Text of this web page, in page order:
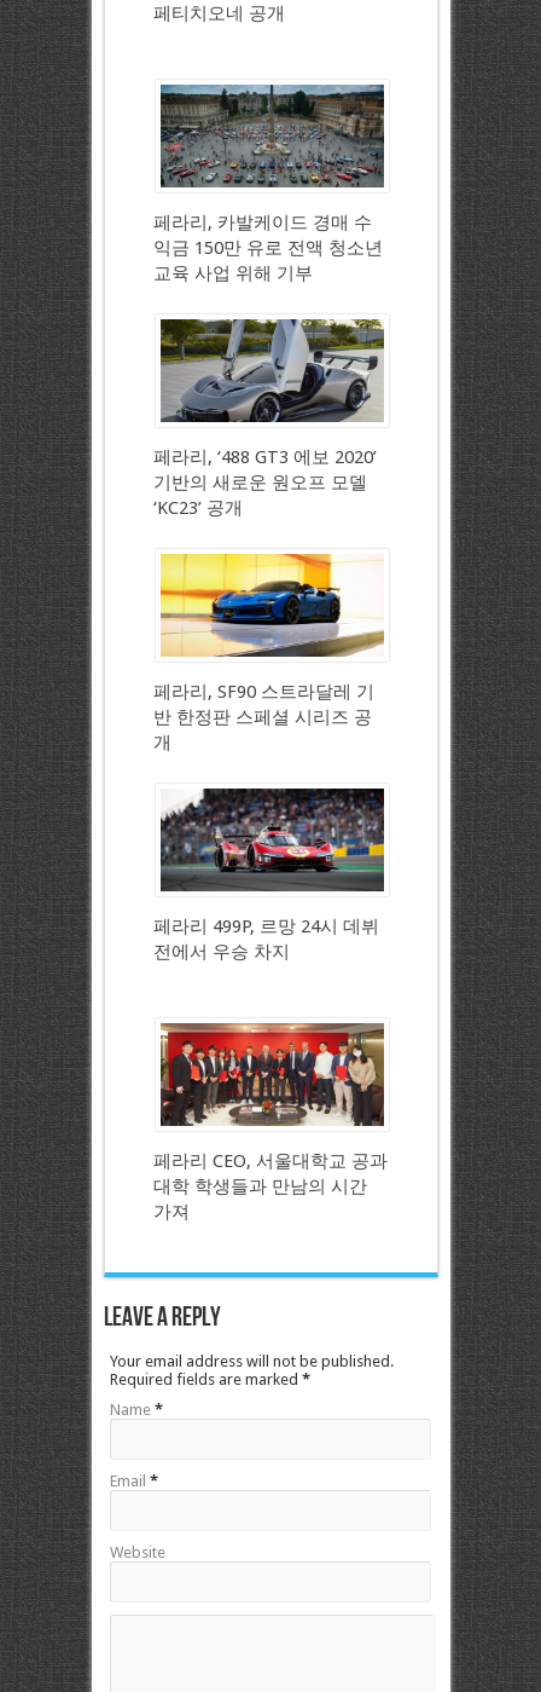
페티치오네 공개
페라리, 카발케이드 경매 수
익금 150만 유로 전액 청소년
교육 사업 위해 기부
페라리, ‘488 GT3 에보 2020’
기반의 새로운 원오프 모델
‘KC23’ 공개
페라리, SF90 스트라달레 기
반 한정판 스페셜 시리즈 공
개
페라리 499P, 르망 24시 데뷔
전에서 우승 차지
페라리 CEO, 서울대학교 공과
대학 학생들과 만남의 시간
가져
Leave a Reply
Your email address will not be published.
Required fields are marked *
Name *
Email *
Website